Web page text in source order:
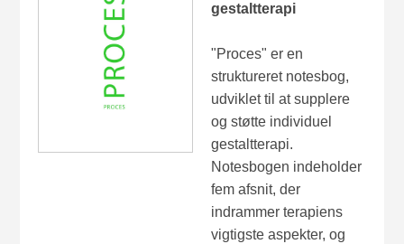
gestaltterapi
"Proces" er en
struktureret notesbog,
udviklet til at supplere
og støtte individuel
gestaltterapi.
Notesbogen indeholder
fem afsnit, der
indrammer terapiens
vigtigste aspekter, og